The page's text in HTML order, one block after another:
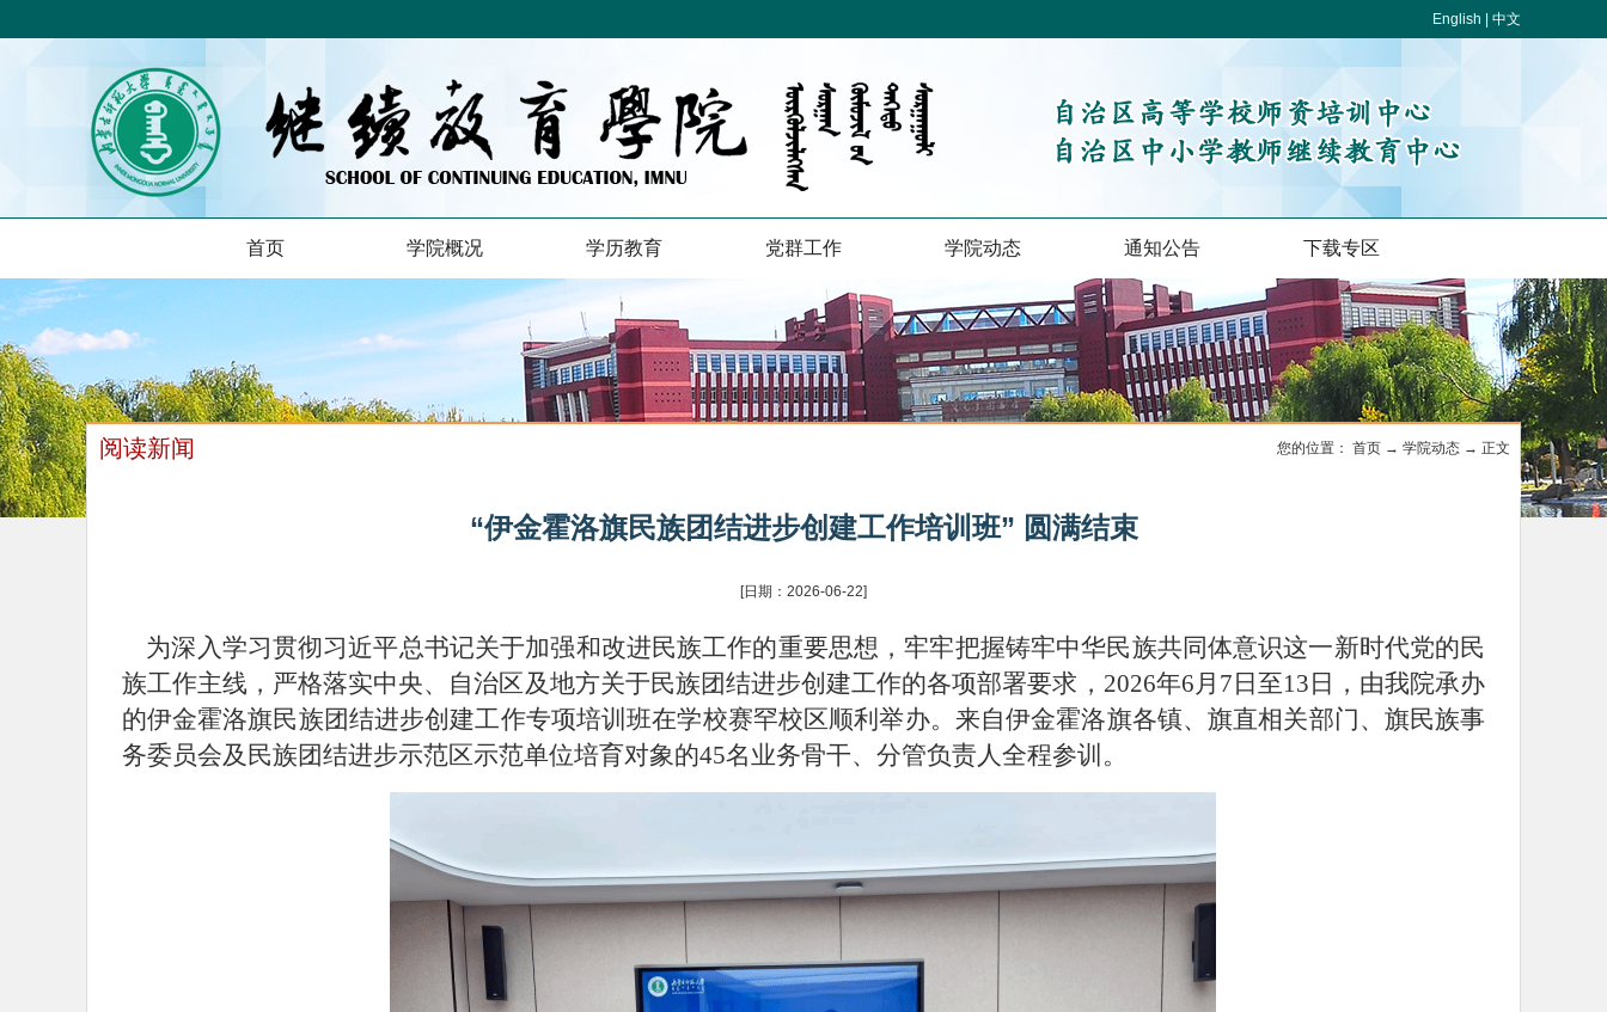
English | 中文
首页 学院概况 学历教育 党群工作 学院动态 通知公告 下载专区
您的位置： 首页 → 学院动态 → 正文
阅读新闻
“伊金霍洛旗民族团结进步创建工作培训班” 圆满结束
[日期：2026-06-22]
为深入学习贯彻习近平总书记关于加强和改进民族工作的重要思想，牢牢把握铸牢中华民族共同体意识这一新时代党的民
族工作主线，严格落实中央、自治区及地方关于民族团结进步创建工作的各项部署要求， 2026年6月7日至13日，由我院承办
的伊金霍洛旗民族团结进步创建工作专项培训班在学校赛罕校区顺利举办。来自伊金霍洛旗各镇、旗直相关部门、旗民族事
务委员会及民族团结进步示范区示范单位培育对象的45名业务骨干、分管负责人全程参训。